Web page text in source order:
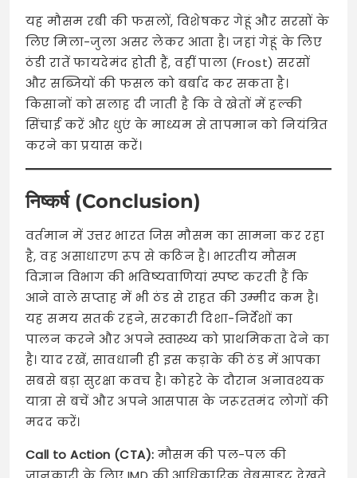
यह मौसम रबी की फसलों, विशेषकर गेहूं और सरसों के
लिए मिला-जुला असर लेकर आता है। जहां गेहूं के लिए
ठंडी रातें फायदेमंद होती हैं, वहीं पाला (Frost) सरसों
और सब्जियों की फसल को बर्बाद कर सकता है।
किसानों को सलाह दी जाती है कि वे खेतों में हल्की
सिंचाई करें और धुएं के माध्यम से तापमान को नियंत्रित
करने का प्रयास करें।
निष्कर्ष (Conclusion)
वर्तमान में उत्तर भारत जिस मौसम का सामना कर रहा
है, वह असाधारण रूप से कठिन है। भारतीय मौसम
विज्ञान विभाग की भविष्यवाणियां स्पष्ट करती हैं कि
आने वाले सप्ताह में भी ठंड से राहत की उम्मीद कम है।
यह समय सतर्क रहने, सरकारी दिशा-निर्देशों का
पालन करने और अपने स्वास्थ्य को प्राथमिकता देने का
है। याद रखें, सावधानी ही इस कड़ाके की ठंड में आपका
सबसे बड़ा सुरक्षा कवच है। कोहरे के दौरान अनावश्यक
यात्रा से बचें और अपने आसपास के जरूरतमंद लोगों की
मदद करें।
Call to Action (CTA): मौसम की पल-पल की